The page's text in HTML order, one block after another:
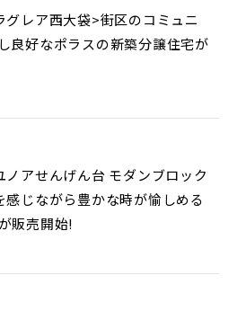
グレア西大袋>街区のコミュニ
良好なポラスの新築分譲住宅が
アせんげん台 モダンブロック
じながら豊かな時が愉しめる
販売開始!